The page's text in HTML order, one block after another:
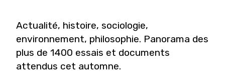
Actualité, histoire, sociologie,
environnement, philosophie. Panorama des
plus de 1400 essais et documents
attendus cet automne.